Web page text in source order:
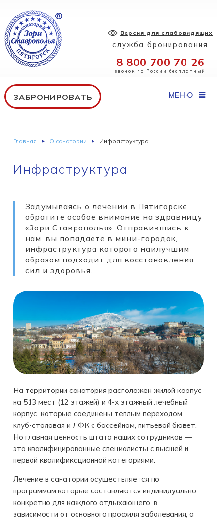
Версия для слабовидящих
служба бронирования
8 800 700 70 26
звонок по России бесплатный
ЗАБРОНИРОВАТЬ МЕНЮ
Главная О санатории Инфраструктура
Инфраструктура
Задумываясь о лечении в Пятигорске,
обратите особое внимание на здравницу
«Зори Ставрополья». Отправившись к
нам, вы попадаете в мини-городок,
инфраструктура которого наилучшим
образом подходит для восстановления
сил и здоровья.
На территории санатория расположен жилой корпус
на 513 мест (12 этажей) и 4-х этажный лечебный
корпус, которые соединены теплым переходом,
клуб-столовая и ЛФК с бассейном, питьевой бювет.
Но главная ценность штата наших сотрудников —
это квалифицированные специалисты с высшей и
первой квалификационной категориями.
Лeчeниe в санатории осуществляется по
программам,которые составляются индивидуально,
конкретно для каждого отдыхающего, в
зависимости от основного профиля заболевания, а